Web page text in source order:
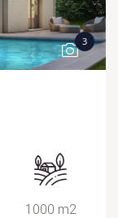
3
1000 m2